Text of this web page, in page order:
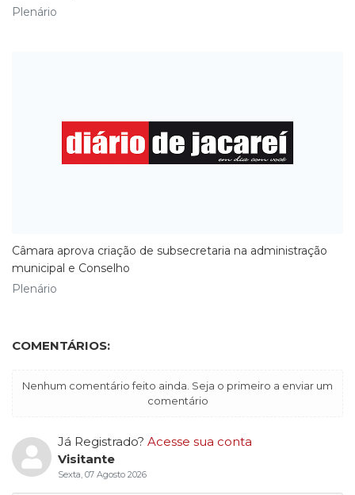
Plenário
Câmara aprova criação de subsecretaria na administração
municipal e Conselho
Plenário
COMENTÁRIOS:
Nenhum comentário feito ainda. Seja o primeiro a enviar um
comentário
Já Registrado? Acesse sua conta
Visitante
Sexta, 07 Agosto 2026